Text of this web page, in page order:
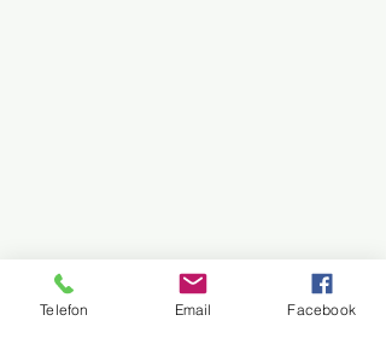
Telefon Email Facebook